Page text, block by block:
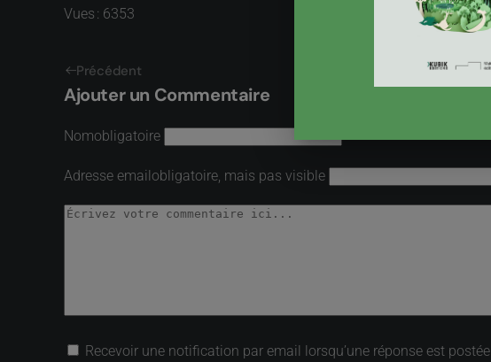
Vues : 6353
Précédent
Ajouter un Commentaire
Nomobligatoire
Adresse emailobligatoire, mais pas visible
Recevoir une notification par email lorsqu’une réponse est postée